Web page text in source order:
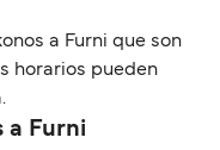
a Furni que son
horarios pueden
a Furni